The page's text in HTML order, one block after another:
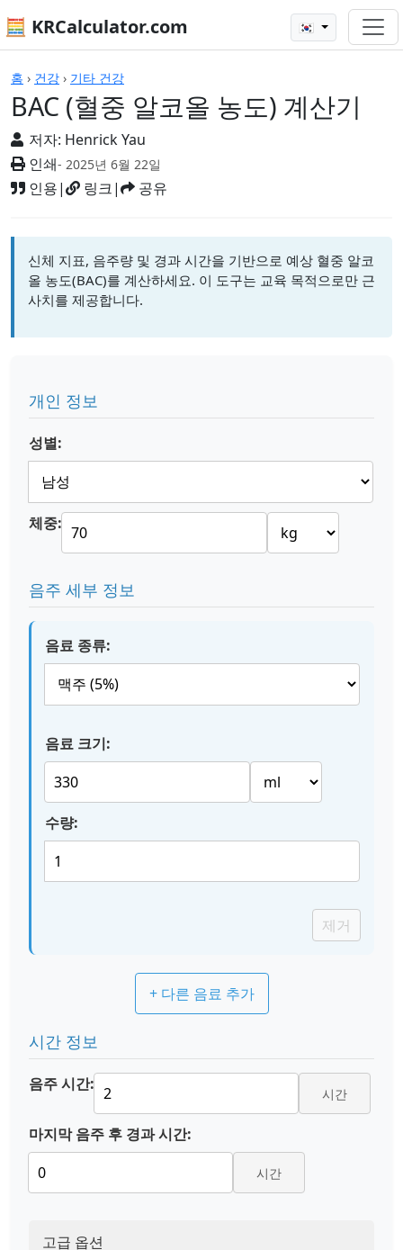
🧮 KRCalculator.com 🇰🇷
홈 › 건강 › 기타 건강
BAC (혈중 알코올 농도) 계산기
저자: Henrick Yau
인쇄- 2025년 6월 22일
인용| 링크| 공유
계산기
신체 지표, 음주량 및 경과 시간을 기반으로 예상 혈중 알코
올 농도(BAC)를 계산하세요. 이 도구는 교육 목적으로만 근
사치를 제공합니다.
개인 정보
성별:
체중:
음주 세부 정보
음료 종류:
음료 크기:
수량:
제거
+ 다른 음료 추가
시간 정보
음주 시간: 시간
마지막 음주 후 경과 시간:
시간
고급 옵션